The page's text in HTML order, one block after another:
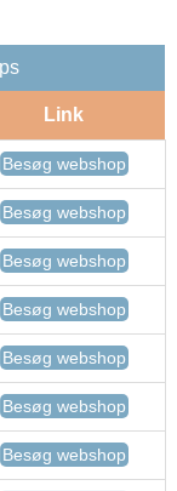
Link
Besøg webshop
Besøg webshop
Besøg webshop
Besøg webshop
Besøg webshop
Besøg webshop
Besøg webshop